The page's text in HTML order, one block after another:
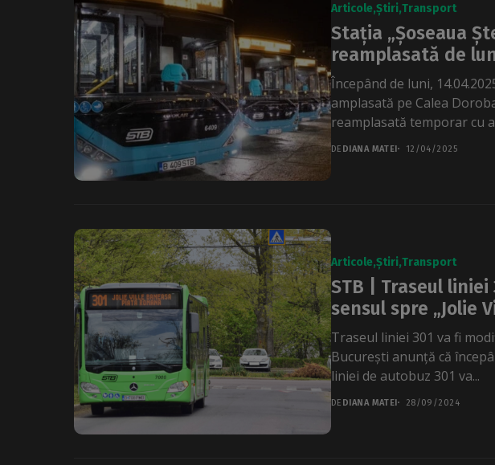
Articole Știri Transport
Stația „Șoseaua
reamplasată de
Începând de luni,
amplasată pe Calea
reamplasată temporar cu
DE DIANA MATEI 12/04/2025
Articole Știri Transport
STB | Traseul
sensul spre „Jolie
Traseul liniei 301 va fi
București anunță că
liniei de autobuz 301 va...
DE DIANA MATEI 28/09/2024